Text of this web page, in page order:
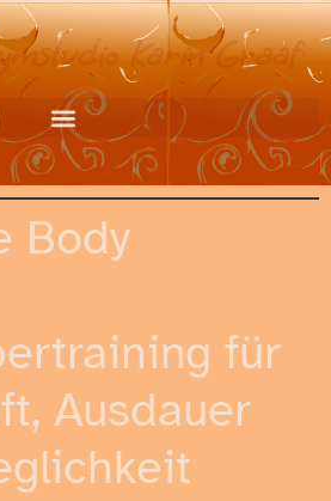
Karin Graaf
Body
für
Ausdauer